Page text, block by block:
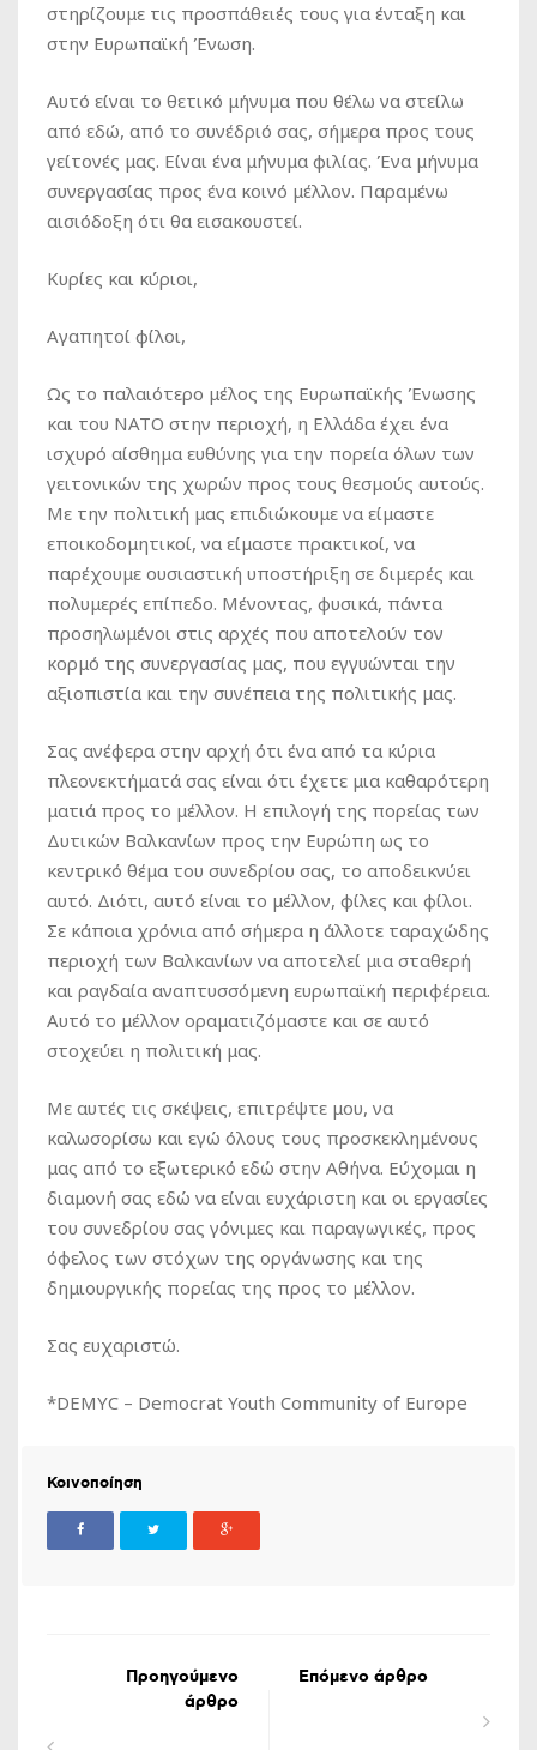
στηρίζουμε τις προσπάθειές τους για ένταξη και
στην Ευρωπαϊκή Ένωση.
Αυτό είναι το θετικό μήνυμα που θέλω να στείλω
από εδώ, από το συνέδριό σας, σήμερα προς τους
γείτονές μας. Είναι ένα μήνυμα φιλίας. Ένα μήνυμα
συνεργασίας προς ένα κοινό μέλλον. Παραμένω
αισιόδοξη ότι θα εισακουστεί.
Κυρίες και κύριοι,
Αγαπητοί φίλοι,
Ως το παλαιότερο μέλος της Ευρωπαϊκής Ένωσης
και του ΝΑΤΟ στην περιοχή, η Ελλάδα έχει ένα
ισχυρό αίσθημα ευθύνης για την πορεία όλων των
γειτονικών της χωρών προς τους θεσμούς αυτούς.
Με την πολιτική μας επιδιώκουμε να είμαστε
εποικοδομητικοί, να είμαστε πρακτικοί, να
παρέχουμε ουσιαστική υποστήριξη σε διμερές και
πολυμερές επίπεδο. Μένοντας, φυσικά, πάντα
προσηλωμένοι στις αρχές που αποτελούν τον
κορμό της συνεργασίας μας, που εγγυώνται την
αξιοπιστία και την συνέπεια της πολιτικής μας.
Σας ανέφερα στην αρχή ότι ένα από τα κύρια
πλεονεκτήματά σας είναι ότι έχετε μια καθαρότερη
ματιά προς το μέλλον. Η επιλογή της πορείας των
Δυτικών Βαλκανίων προς την Ευρώπη ως το
κεντρικό θέμα του συνεδρίου σας, το αποδεικνύει
αυτό. Διότι, αυτό είναι το μέλλον, φίλες και φίλοι.
Σε κάποια χρόνια από σήμερα η άλλοτε ταραχώδης
περιοχή των Βαλκανίων να αποτελεί μια σταθερή
και ραγδαία αναπτυσσόμενη ευρωπαϊκή περιφέρεια.
Αυτό το μέλλον οραματιζόμαστε και σε αυτό
στοχεύει η πολιτική μας.
Με αυτές τις σκέψεις, επιτρέψτε μου, να
καλωσορίσω και εγώ όλους τους προσκεκλημένους
μας από το εξωτερικό εδώ στην Αθήνα. Εύχομαι η
διαμονή σας εδώ να είναι ευχάριστη και οι εργασίες
του συνεδρίου σας γόνιμες και παραγωγικές, προς
όφελος των στόχων της οργάνωσης και της
δημιουργικής πορείας της προς το μέλλον.
Σας ευχαριστώ.
*DEMYC – Democrat Youth Community of Europe
Κοινοποίηση
Προηγούμενο
άρθρο
Επόμενο άρθρο